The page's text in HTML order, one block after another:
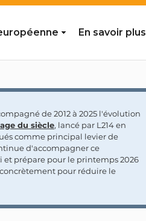
En savoir plus
de 2012 à 2025 l'évolution
du siècle, lancé par L214 en
comme principal levier de
d'accompagner ce
prépare pour le printemps 2026
pour réduire le